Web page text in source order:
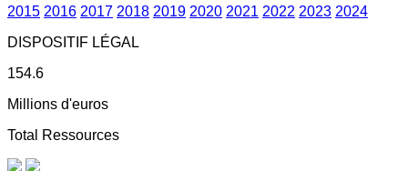
2015 2016 2017 2018 2019 2020 2021 2022 2023 2024
DISPOSITIF LÉGAL
154.6
Millions d'euros
Total Ressources